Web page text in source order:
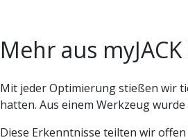
Mehr aus
Mit jeder Optimierung stießen wir
hatten. Aus einem Werkzeug wurde
Diese Erkenntnisse teilten wir